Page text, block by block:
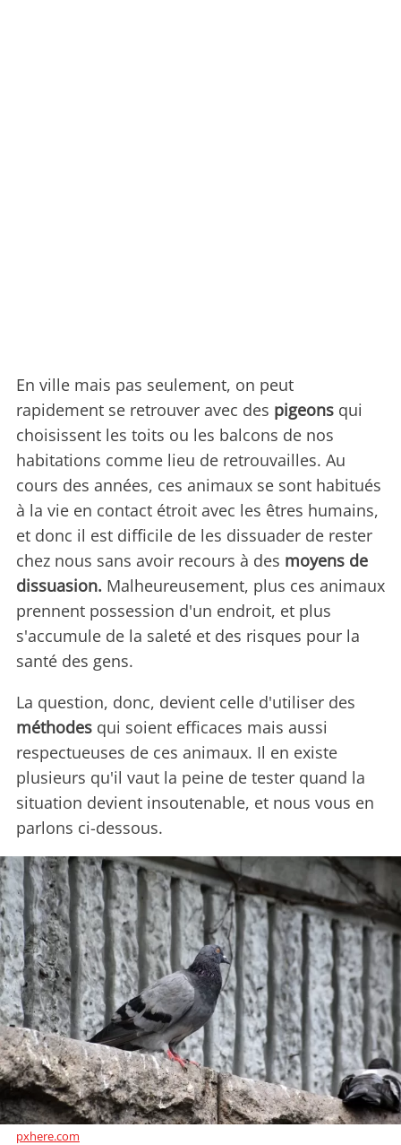
En ville mais pas seulement, on peut
rapidement se retrouver avec des pigeons qui
choisissent les toits ou les balcons de nos
habitations comme lieu de retrouvailles. Au
cours des années, ces animaux se sont habitués
à la vie en contact étroit avec les êtres humains,
et donc il est difficile de les dissuader de rester
chez nous sans avoir recours à des moyens de
dissuasion. Malheureusement, plus ces animaux
prennent possession d'un endroit, et plus
s'accumule de la saleté et des risques pour la
santé des gens.
La question, donc, devient celle d'utiliser des
méthodes qui soient efficaces mais aussi
respectueuses de ces animaux. Il en existe
plusieurs qu'il vaut la peine de tester quand la
situation devient insoutenable, et nous vous en
parlons ci-dessous.
pxhere.com